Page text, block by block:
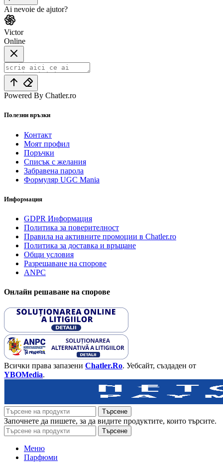
Ai nevoie de ajutor?
Victor
Online
Powered By Chatler.ro
Полезни връзки
Контакт
Моят профил
Поръчки
Списък с желания
Забравена парола
Формуляр UGC Mania
Информация
GDPR Информация
Политика за поверителност
Правила на активните промоции в Chatler.ro
Политика за доставка и връщане
Общи условия
Разрешаване на спорове
ANPC
Онлайн решаване на спорове
Всички права запазени Chatler.Ro. Уебсайт, създаден от
YBOMedia.
Търсене
Започнете да пишете, за да видите продуктите, които търсите.
Търсене
Меню
Парфюми